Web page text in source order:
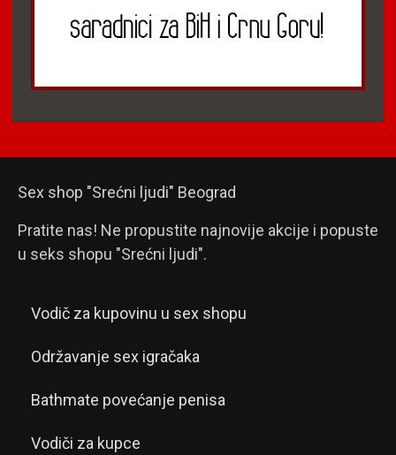
Sex shop "Srećni ljudi" Beograd
Pratite nas! Ne propustite najnovije akcije i popuste
u seks shopu "Srećni ljudi".
Vodič za kupovinu u sex shopu
Održavanje sex igračaka
Bathmate povećanje penisa
Vodiči za kupce